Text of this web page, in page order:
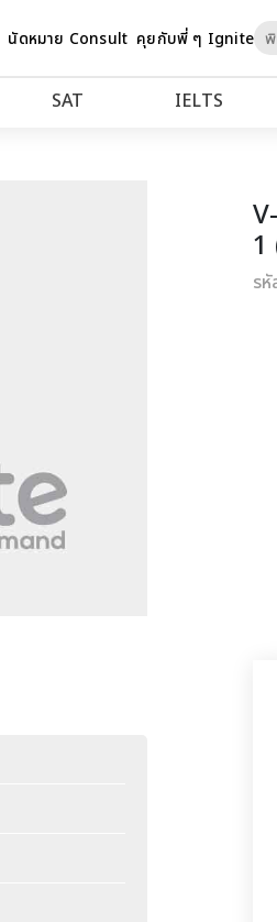
นัดหมาย Consult คุยกับพี่ ๆ Igniteto
SAT IELTS
1
ร